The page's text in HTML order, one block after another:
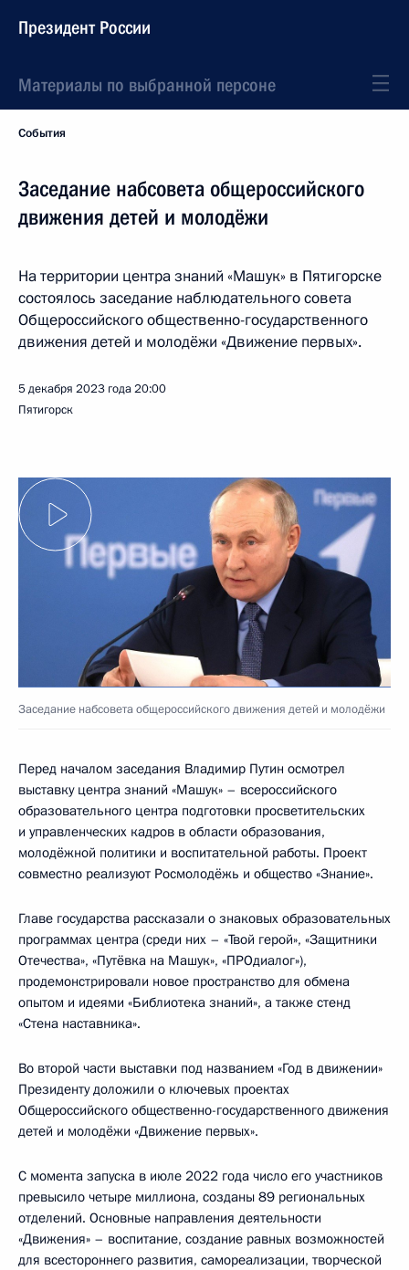
Президент России
Материалы по выбранной персоне
События
Заседание набсовета общероссийского
движения детей и молодёжи
На территории центра знаний «Машук» в Пятигорске
состоялось заседание наблюдательного совета
Общероссийского общественно-государственного
движения детей и молодёжи «Движение первых».
5 декабря 2023 года20:00
Пятигорск
Заседание набсовета общероссийского движения детей и молодёжи
Перед началом заседания Владимир Путин осмотрел
выставку центра знаний «Машук» – всероссийского
образовательного центра подготовки просветительских
и управленческих кадров в области образования,
молодёжной политики и воспитательной работы. Проект
совместно реализуют Росмолодёжь и общество «Знание».
Главе государства рассказали о знаковых образовательных
программах центра (среди них – «Твой герой», «Защитники
Отечества», «Путёвка на Машук», «ПРОдиалог»),
продемонстрировали новое пространство для обмена
опытом и идеями «Библиотека знаний», а также стенд
«Стена наставника».
Во второй части выставки под названием «Год в движении»
Президенту доложили о ключевых проектах
Общероссийского общественно-государственного движения
детей и молодёжи «Движение первых».
С момента запуска в июле 2022 года число его участников
превысило четыре миллиона, созданы 89 региональных
отделений. Основные направления деятельности
«Движения» – воспитание, создание равных возможностей
для всестороннего развития, самореализации, творческой